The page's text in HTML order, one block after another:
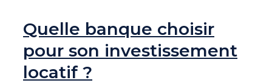
Quelle banque choisir
pour son investissement
locatif ?